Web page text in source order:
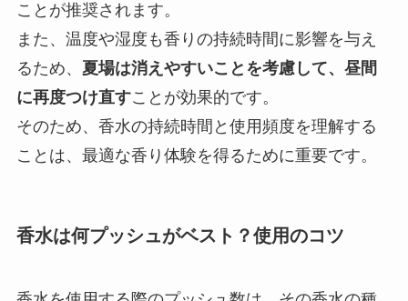
ことが推奨されます。
また、温度や湿度も香りの持続時間に影響を与え
るため、 夏場は消えやすいことを考慮して、昼間
に再度つけ直すことが効果的です。
そのため、香水の持続時間と使用頻度を理解する
ことは、最適な香り体験を得るために重要です。
香水は何プッシュがベスト？使用のコツ